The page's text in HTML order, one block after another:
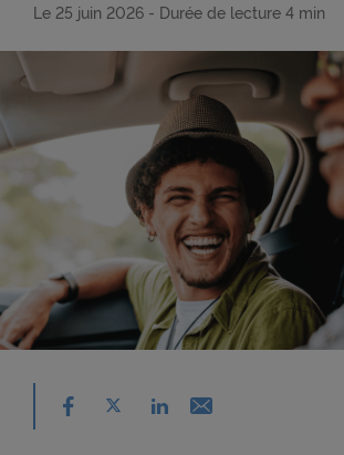
Info
Accessibilité
Le 25 juin 2026 - Durée de lecture 4 min
Partager sur facebook -
Partager sur X - nouvelle
Partager sur linkedin -